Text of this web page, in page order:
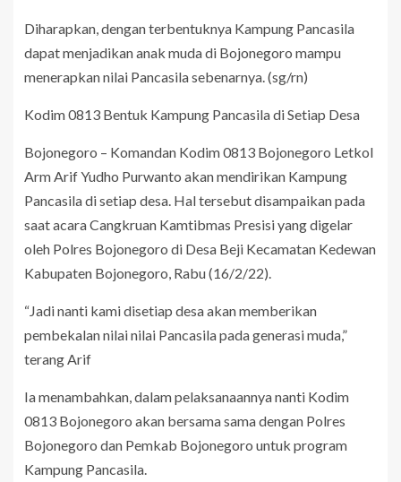
Diharapkan, dengan terbentuknya Kampung Pancasila
dapat menjadikan anak muda di Bojonegoro mampu
menerapkan nilai Pancasila sebenarnya. (sg/rn)
Kodim 0813 Bentuk Kampung Pancasila di Setiap Desa
Bojonegoro – Komandan Kodim 0813 Bojonegoro Letkol
Arm Arif Yudho Purwanto akan mendirikan Kampung
Pancasila di setiap desa. Hal tersebut disampaikan pada
saat acara Cangkruan Kamtibmas Presisi yang digelar
oleh Polres Bojonegoro di Desa Beji Kecamatan Kedewan
Kabupaten Bojonegoro, Rabu (16/2/22).
“Jadi nanti kami disetiap desa akan memberikan
pembekalan nilai nilai Pancasila pada generasi muda,”
terang Arif
Ia menambahkan, dalam pelaksanaannya nanti Kodim
0813 Bojonegoro akan bersama sama dengan Polres
Bojonegoro dan Pemkab Bojonegoro untuk program
Kampung Pancasila.